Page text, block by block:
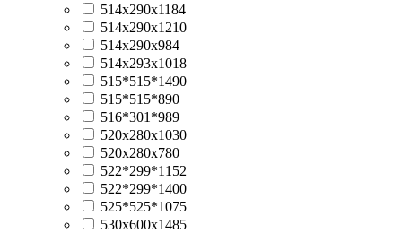
514х290х1184
514х290х1210
514х290х984
514х293х1018
515*515*1490
515*515*890
516*301*989
520x280x1030
520x280x780
522*299*1152
522*299*1400
525*525*1075
530х600х1485